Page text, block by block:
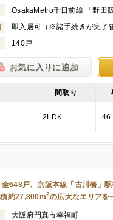
OsakaMetro千日前線 「野田
即入居可（※諸手続きが完了
140戸
お気に入りに追加
間取り
2LDK
648戸、京阪本線「古川橋」
約27,800m2の広大なエリア
大阪府門真市幸福町